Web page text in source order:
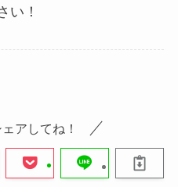
い！
アしてね！